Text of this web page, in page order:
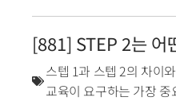
[881] STEP 2는 어
스텝 1과 스텝 2의 차이
교육이 요구하는 가장 중